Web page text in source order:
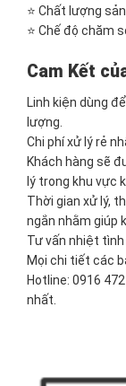
⭐ Chất lượng
⭐ Chế độ chăm
Cam Kết
Linh kiện dùng
lượng.
Chi phí xử lý rẻ
Khách hàng sẽ
lý trong khu vực
Thời gian xử lý,
ngắn nhằm giúp
Tư vấn nhiệt tình
Mọi chi tiết các
Hotline: 0916
nhất.